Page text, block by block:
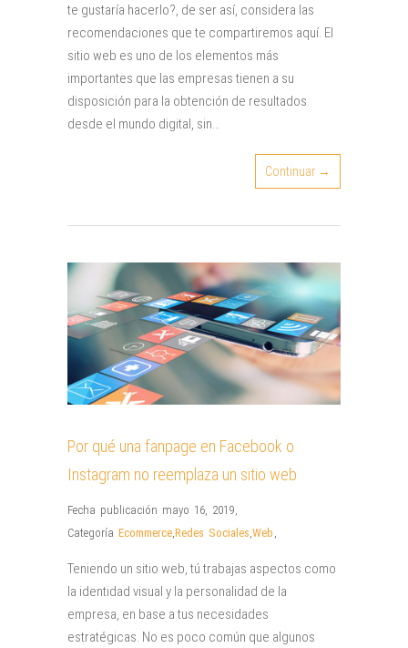
te gustaría hacerlo?, de ser así, considera las
recomendaciones que te compartiremos aquí. El
sitio web es uno de los elementos más
importantes que las empresas tienen a su
disposición para la obtención de resultados
desde el mundo digital, sin…
Continuar →
Por qué una fanpage en Facebook o
Instagram no reemplaza un sitio web
Fecha publicación mayo 16, 2019,
Categoría Ecommerce,Redes Sociales,Web ,
Teniendo un sitio web, tú trabajas aspectos como
la identidad visual y la personalidad de la
empresa, en base a tus necesidades
estratégicas. No es poco común que algunos